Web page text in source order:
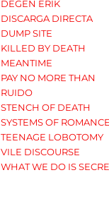
DEGEN ERIK
DISCARGA DIRECTA
DUMP SITE
KILLED BY DEATH
MEANTIME
PAY NO MORE THAN
RUIDO
STENCH OF DEATH
SYSTEMS OF ROMANCE
TEENAGE LOBOTOMY
VILE DISCOURSE
WHAT WE DO IS